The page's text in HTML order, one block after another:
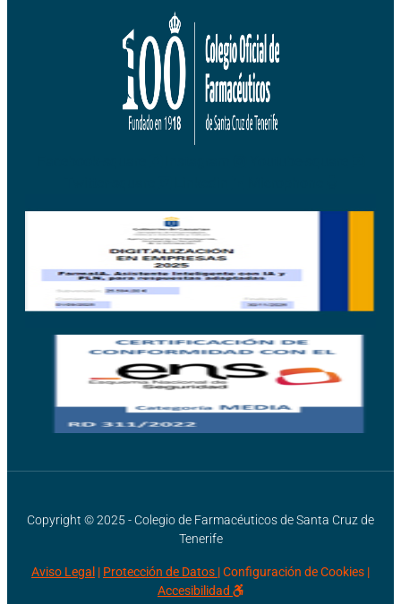
Copyright © 2025 - Colegio de Farmacéuticos de Santa Cruz de
Tenerife
Aviso Legal | Protección de Datos |Configuración de Cookies |
Accesibilidad